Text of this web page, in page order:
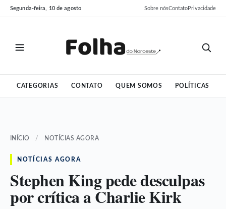
Pular
para
Pular
para
Segunda-feira, 10 de agosto Sobre nósContatoPrivacidade
CATEGORIAS CONTATO QUEM SOMOS POLÍTICAS
INÍCIO / NOTÍCIAS AGORA
NOTÍCIAS AGORA
Stephen King pede desculpas
por crítica a Charlie Kirk